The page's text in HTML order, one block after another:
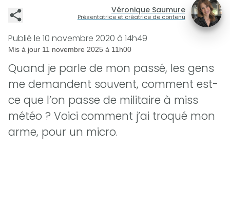
Véronique Saumure
Présentatrice et créatrice de contenu
Publié le 10 novembre 2020 à 14h49
Mis à jour 11 novembre 2025 à 11h00
Quand je parle de mon passé, les gens
me demandent souvent, comment est-
ce que l’on passe de militaire à miss
météo ? Voici comment j’ai troqué mon
arme, pour un micro.